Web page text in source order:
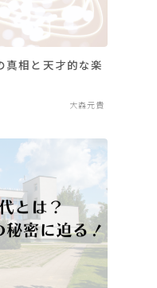
真相と天才的な楽
大森元貴